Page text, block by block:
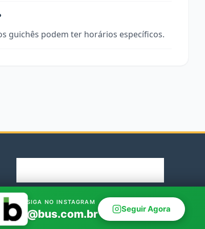
guichês podem ter horários específicos.
© 2026 Rodoviaria.de. Parceiro oficial Bus.com.br
SIGA NO INSTAGRAM
@bus.com.br Seguir Agora